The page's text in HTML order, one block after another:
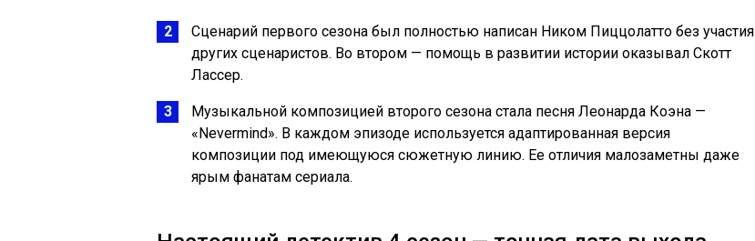
Сценарий первого сезона был полностью написан Ником Пиццолатто без участия
других сценаристов. Во втором — помощь в развитии истории оказывал Скотт
Лассер.
Музыкальной композицией второго сезона стала песня Леонарда Коэна —
«Nevermind». В каждом эпизоде используется адаптированная версия
композиции под имеющуюся сюжетную линию. Ее отличия малозаметны даже
ярым фанатам сериала.